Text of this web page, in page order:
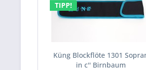
TIPP!
Küng Blockflöte 1301
in c'' Birnbaum